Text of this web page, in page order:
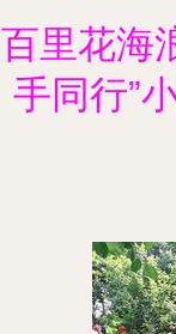
百里花海
手同行”